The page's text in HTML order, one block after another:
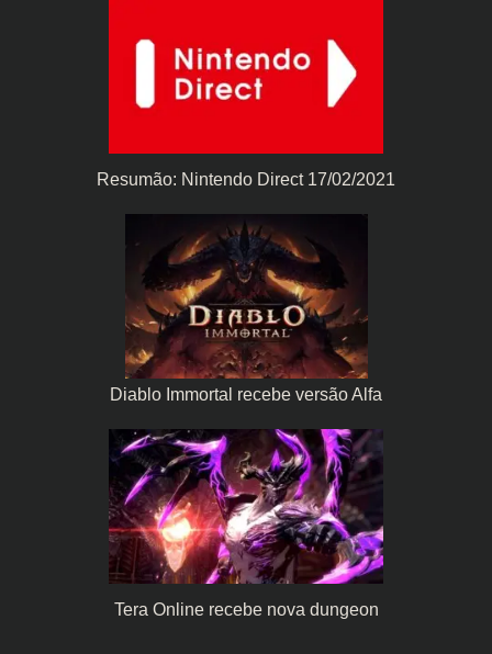
Resumão: Nintendo Direct 17/02/2021
Diablo Immortal recebe versão Alfa
Tera Online recebe nova dungeon